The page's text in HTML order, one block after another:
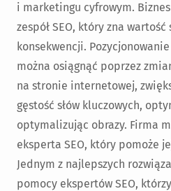
i marketingu cyfrowym.
zespół SEO, który zna
konsekwencji.
można osiągnąć poprzez
na stronie internetowej,
gęstość słów kluczowych,
optymalizując obrazy. Firma
eksperta SEO, który pomoże
Jednym z najlepszych
pomocy ekspertów SEO,